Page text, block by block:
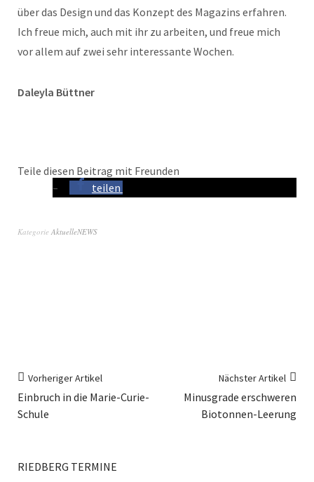
über das Design und das Konzept des Magazins erfahren.
Ich freue mich, auch mit ihr zu arbeiten, und freue mich
vor allem auf zwei sehr interessante Wochen.
Daleyla Büttner
Teile diesen Beitrag mit Freunden
teilen
Kategorie AktuelleNEWS
Vorheriger Artikel
Einbruch in die Marie-Curie-
Schule
Nächster Artikel
Minusgrade erschweren
Biotonnen-Leerung
RIEDBERG TERMINE